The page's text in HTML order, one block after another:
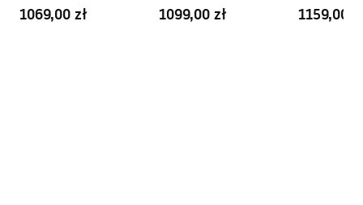
Pielegnacja.pdf
1069,00 zł 1099,00 zł 1159,00